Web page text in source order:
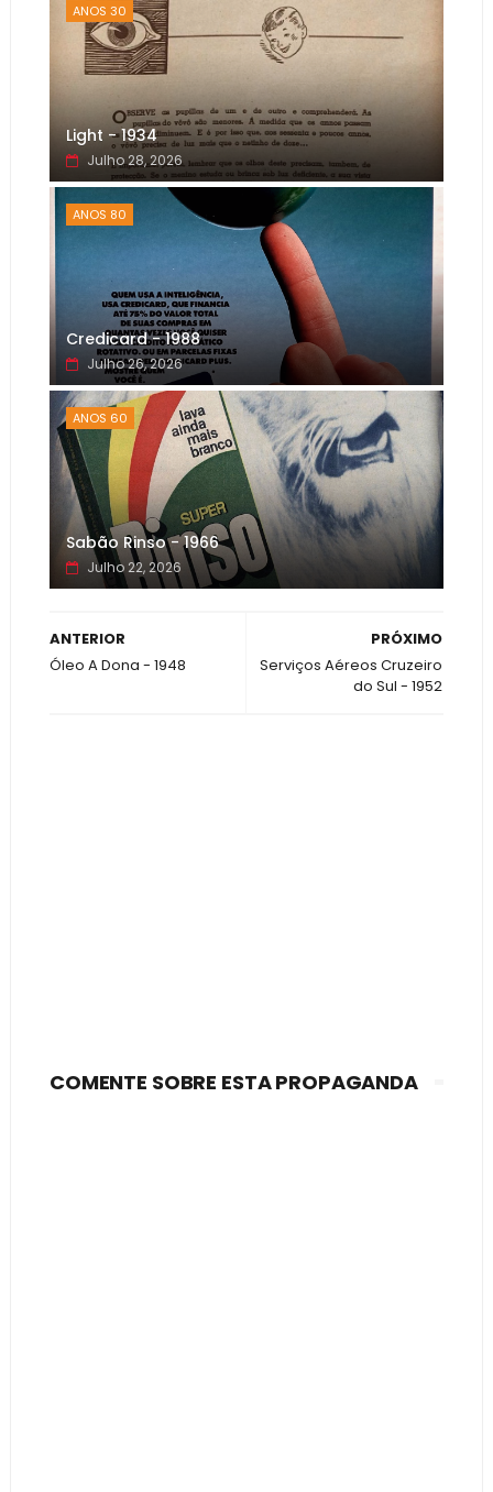
ANOS 30
Light - 1934
Julho 28, 2026
ANOS 80
Credicard - 1988
Julho 26, 2026
ANOS 60
Sabão Rinso - 1966
Julho 22, 2026
PRÓXIMO
Serviços Aéreos Cruzeiro
do Sul - 1952
ANTERIOR
Óleo A Dona - 1948
COMENTE SOBRE ESTA PROPAGANDA